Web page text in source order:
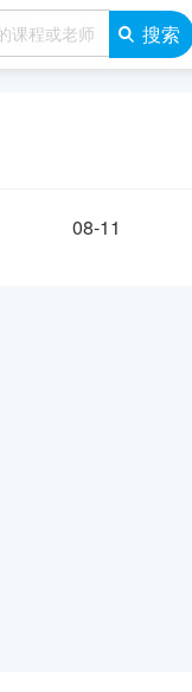
搜索
08-11